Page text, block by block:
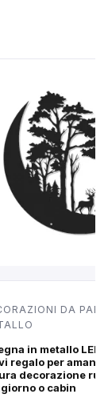
DA
in metallo LED
regalo per amanti
decorazione
o cabin